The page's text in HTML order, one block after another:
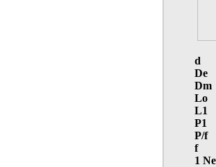
d
De
Dm
Lo
L1
P1
P/f
f
1